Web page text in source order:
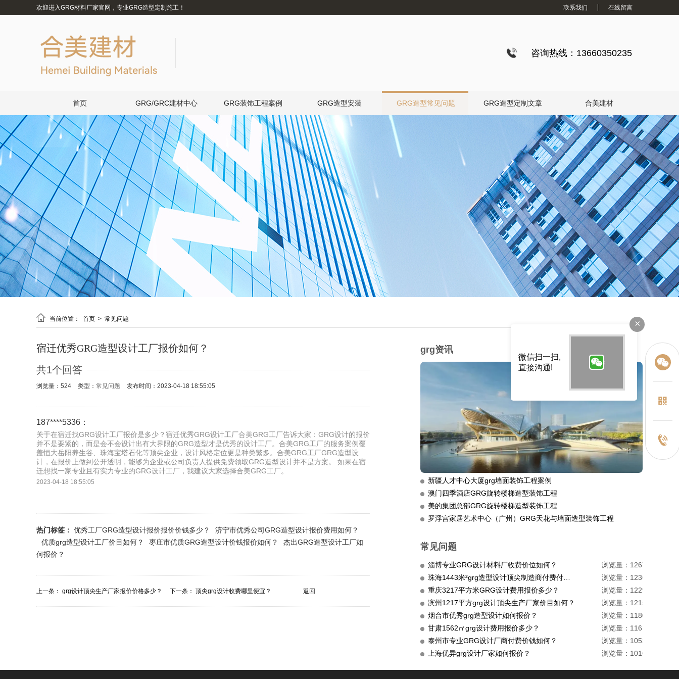
欢迎进入GRG材料厂家官网，专业GRG造型定制施工！ 联系我们 在线留言
咨询热线：13660350235
首页 GRG/GRC建材中心 GRG装饰工程案例 GRG造型安装 GRG造型常见问题 GRG造型定制文章 合美建材
 当前位置： 首页 > 常见问题
宿迁优秀GRG造型设计工厂报价如何？
共1个回答
浏览量：524 类型： 常见问题 发布时间：2023-04-18 18:55:05
187****5336：
关于在宿迁找GRG设计工厂报价是多少？宿迁优秀GRG设计工厂合美GRG工厂告诉大家：GRG设计的报价
并不是要紧的，而是会不会设计出有大界限的GRG造型才是优秀的设计工厂。合美GRG工厂的服务案例覆
盖恒大岳阳养生谷、珠海宝塔石化等顶尖企业，设计风格定位更是种类繁多。合美GRG工厂GRG造型设
计，在报价上做到公开透明，能够为企业或公司负责人提供免费领取GRG造型设计并不是方案。 如果在宿
迁想找一家专业且有实力专业的GRG设计工厂，我建议大家选择合美GRG工厂。
2023-04-18 18:55:05
热门标签： 优秀工厂GRG造型设计报价报价价钱多少？
济宁市优秀公司GRG造型设计报价费用如何？
优质grg造型设计工厂价目如何？
枣庄市优质GRG造型设计价钱报价如何？
杰出GRG造型设计工厂如
何报价？
上一条： grg设计顶尖生产厂家报价价格多少？ 下一条： 顶尖grg设计收费哪里便宜？ 返回
grg资讯
新疆人才中心大厦grg墙面装饰工程案例
澳门四季酒店GRG旋转楼梯造型装饰工程
美的集团总部GRG旋转楼梯造型装饰工程
罗浮宫家居艺术中心（广州）GRG天花与墙面造型装饰工程
常见问题
淄博专业GRG设计材料厂收费价位如何？
浏览量：1267
浏览量：1236
重庆3217平方米GRG设计费用报价多少？
浏览量：1229
滨州1217平方grg设计顶尖生产厂家价目如何？
浏览量：1215
烟台市优秀grg造型设计如何报价？
浏览量：1180
甘肃1562㎡grg设计费用报价多少？
浏览量：1161
泰州市专业GRG设计厂商付费价钱如何？
浏览量：1052
上海优异grg设计厂家如何报价？
浏览量：1016
×
微信扫一扫,
直接沟通!